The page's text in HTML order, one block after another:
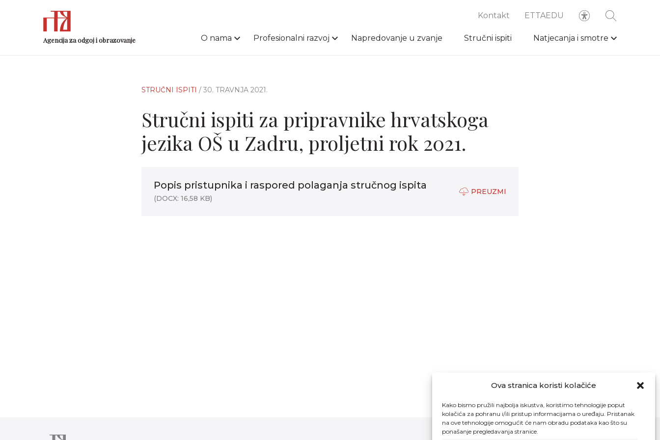
Ova stranica koristi kolačiće
Kako bismo pružili najbolja iskustva, koristimo tehnologije poput
kolačića za pohranu i/ili pristup informacijama o uređaju. Pristanak
na ove tehnologije omogućit će nam obradu podataka kao što su
ponašanje pregledavanja stranice.
Agencija za odgoj i obrazovanje
Kontakt ETTAEDU
O nama Profesionalni razvoj Napredovanje u zvanje Stručni ispiti Natjecanja i smotre
STRUČNI ISPITI / 30. TRAVNJA 2021.
Stručni ispiti za pripravnike hrvatskoga
jezika OŠ u Zadru, proljetni rok 2021.
Popis pristupnika i raspored polaganja stručnog ispita
(DOCX: 16,58 KB)
PREUZMI